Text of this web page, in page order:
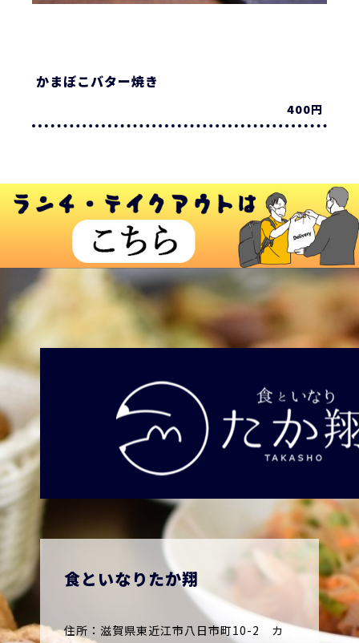
かまぼこバター焼き
400円
食といなりたか翔
住所：滋賀県東近江市八日市町10-2 カ